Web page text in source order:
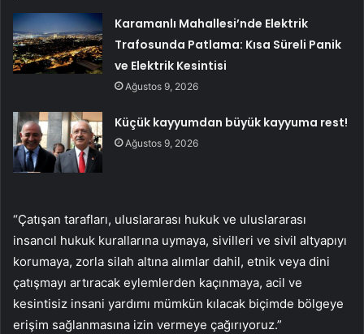
Karamanlı Mahallesi’nde Elektrik
Trafosunda Patlama: Kısa Süreli Panik
ve Elektrik Kesintisi
Ağustos 9, 2026
Küçük kayyumdan büyük kayyuma rest!
Ağustos 9, 2026
“Çatışan tarafları, uluslararası hukuk ve uluslararası
insancıl hukuk kurallarına uymaya, sivilleri ve sivil altyapıyı
korumaya, zorla silah altına alımlar dahil, etnik veya dini
çatışmayı artıracak eylemlerden kaçınmaya, acil ve
kesintisiz insani yardımı mümkün kılacak biçimde bölgeye
erişim sağlanmasına izin vermeye çağırıyoruz.”​​​​​​​